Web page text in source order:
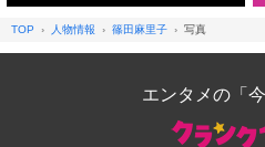
TOP 人物情報 篠田麻里子 写真
エンタメの「